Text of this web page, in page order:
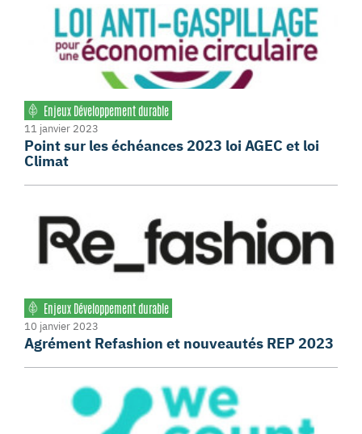
Enjeux Développement durable
11 janvier 2023
Point sur les échéances 2023 loi AGEC et loi
Climat
Enjeux Développement durable
10 janvier 2023
Agrément Refashion et nouveautés REP 2023